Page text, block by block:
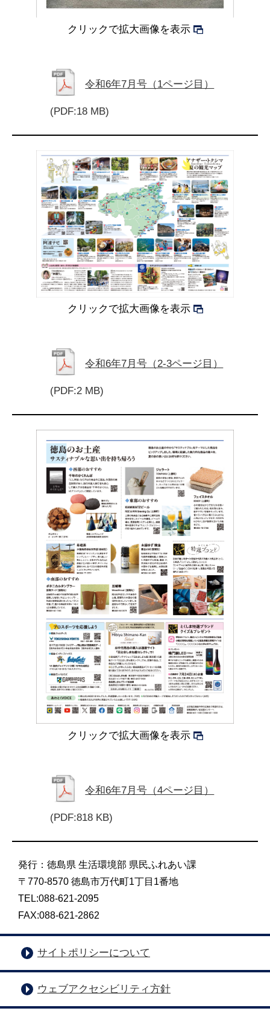
クリックで拡大画像を表示
令和6年7月号（1ページ目）
(PDF:18 MB)
クリックで拡大画像を表示
令和6年7月号（2-3ページ目）
(PDF:2 MB)
クリックで拡大画像を表示
令和6年7月号（4ページ目）
(PDF:818 KB)
発行：徳島県 生活環境部 県民ふれあい課
〒770-8570 徳島市万代町1丁目1番地
TEL:088-621-2095
FAX:088-621-2862
サイトポリシーについて
ウェブアクセシビリティ方針